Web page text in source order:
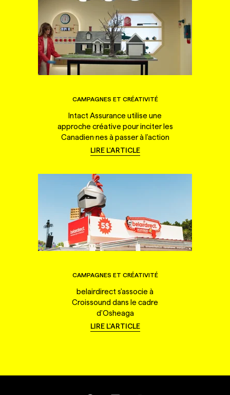
CAMPAGNES ET CRÉATIVITÉ
Intact Assurance utilise une
approche créative pour inciter les
Canadien·nes à passer à l'action
LIRE L'ARTICLE
CAMPAGNES ET CRÉATIVITÉ
belairdirect s'associe à
Croissound dans le cadre
d'Osheaga
LIRE L'ARTICLE